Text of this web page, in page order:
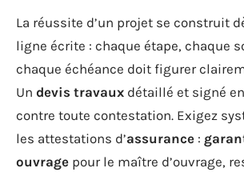
La réussite d’un projet se construit
ligne écrite : chaque étape, chaque
chaque échéance doit figurer
Un devis travaux détaillé et signé
contre toute contestation. Exigez
les attestations d’assurance :
ouvrage pour le maître d’ouvrage,